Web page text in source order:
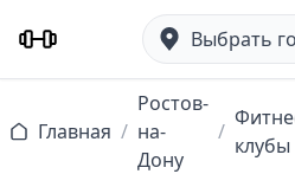
Выбрать
Главная /
Ростов-
на-
Дону
/
клубы